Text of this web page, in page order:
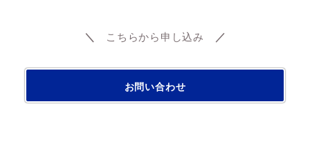
＼ こちらから申し込み ／
お問い合わせ